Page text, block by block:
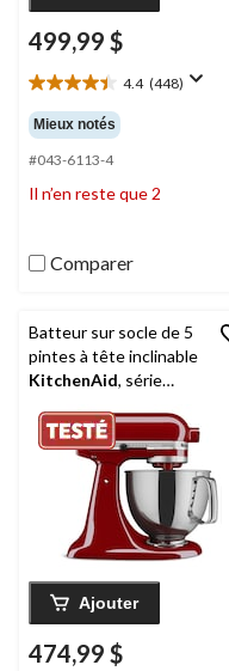
499,99 $
4.4 (448)
4.4
étoile(s)
sur
5.
448
évaluations
Mieux notés
#043-6113-4
Il n’en reste que 2
Comparer
Batteur sur socle de 5
pintes à tête inclinable
KitchenAid, série
Ajouter
474,99 $